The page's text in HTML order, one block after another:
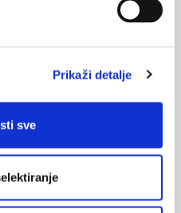
Prikaži detalje
sve
telescoping,
‘Žene i ovisnosti’, na kojem
relevantnih disciplina.